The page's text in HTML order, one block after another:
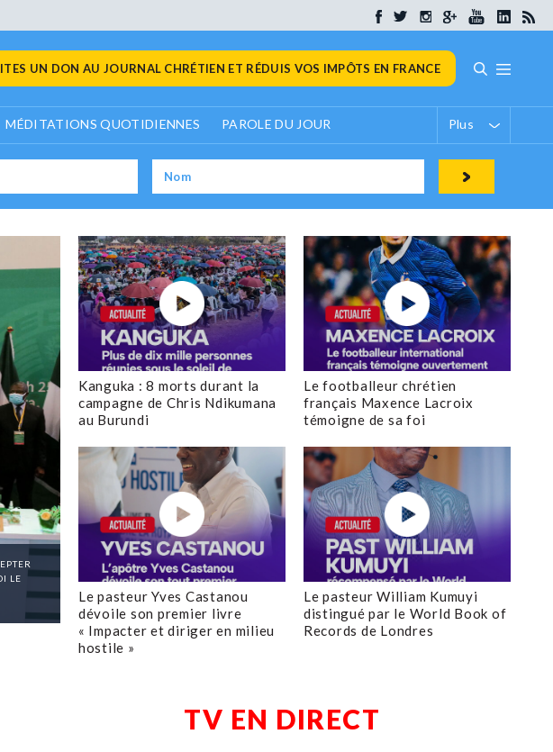
UN DON AU JOURNAL CHRÉTIEN ET RÉDUIS VOS IMPÔTS EN FRANCE
MÉDITATIONS QUOTIDIENNES PAROLE DU JOUR Plus
LE
Kanguka : 8 morts durant la
campagne de Chris Ndikumana
au Burundi
Le footballeur chrétien
français Maxence Lacroix
témoigne de sa foi
Le pasteur Yves Castanou
dévoile son premier livre
« Impacter et diriger en milieu
hostile »
Le pasteur William Kumuyi
distingué par le World Book of
Records de Londres
TV EN DIRECT